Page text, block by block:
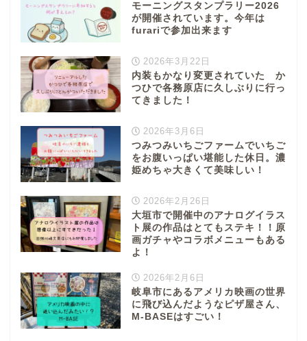
モーニングスタンプラリー2026
が開催されています。今年は
furariで参加出来ます
2026年3月22日
内装もかなり変更されていた か
つひで各務原店に久しぶりに行っ
てきました！
2026年3月6日
つみつみいちごファームでいちご
をお腹いっぱい堪能した休日。濃
姫めちゃ大きくて美味しい！
2026年2月26日
大垣市で開催中のアナログイラス
ト展の作品はとてもステキ！！原
画ガチャやコラボメニューもある
よ！
2026年2月6日
岐阜市にあるアメリカ映画の世界
に飛び込んだようなピザ屋さん、
M-BASEはすごい！